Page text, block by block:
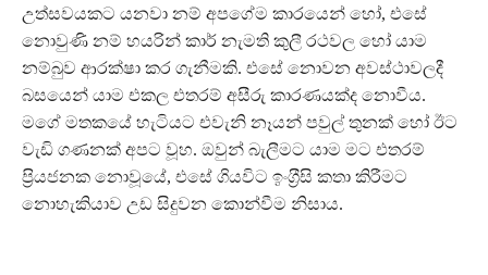
උත්සවයකට යනවා නම් අපගේම කාරයෙන් හෝ, එසේ
නොවුණි නම් හයරින් කාර් නැමති කුලී රථවල හෝ යාම
නම්බුව ආරක්ෂා කර ගැනීමකි. එසේ නොවන අවස්ථාවලදී
බසයෙන් යාම එකල එතරම් අසීරු කාරණයක්ද නොවීය.
මගේ මතකයේ හැටියට එවැනි නෑයන් පවුල් තුනක් හෝ ඊට
වැඩි ගණනක් අපට වූහ. ඔවුන් බැලීමට යාම මට එතරම්
ප‍්‍රියජනක නොවූයේ, එසේ ගියවිට ඉංග‍්‍රීසි කතා කිරීමට
නොහැකියාව උඩ සිදුවන කොන්වීම නිසාය.